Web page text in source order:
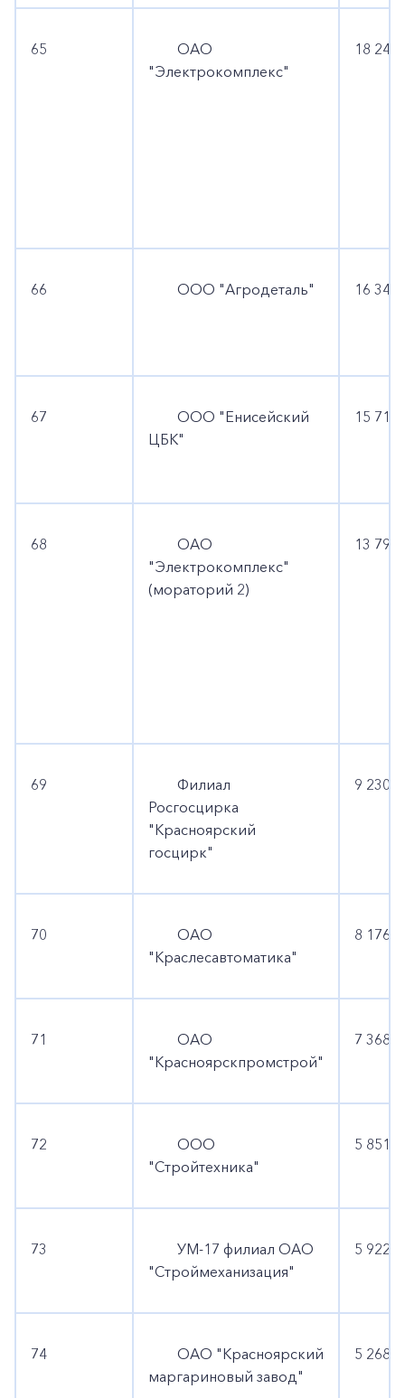
65
ОАО
"Электрокомплекс"
18 249
66 ООО "Агродеталь" 16 345
67
ООО "Енисейский
ЦБК"
15 718
68
ОАО
"Электрокомплекс"
(мораторий 2)
13 799
69
Филиал
Росгосцирка
"Красноярский
госцирк"
9 230
70
ОАО
"Краслесавтоматика"
8 176
71
ОАО
"Красноярскпромстрой"
7 368
72
ООО
"Стройтехника"
5 851
73
УМ-17 филиал ОАО
"Строймеханизация"
5 922
74
ОАО "Красноярский
маргариновый завод"
5 268